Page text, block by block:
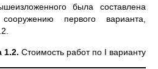
была составлена
первого варианта,
1.2. Стоимость работ по I варианту